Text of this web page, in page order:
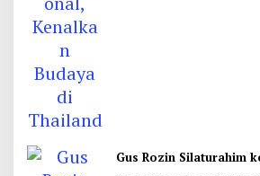
Gus Rozin Silaturahim